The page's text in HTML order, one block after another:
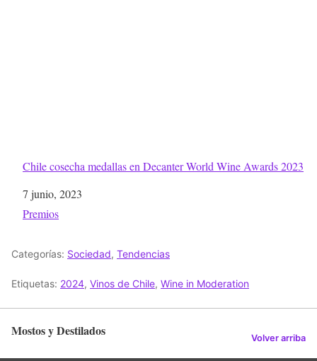
Chile cosecha medallas en Decanter World Wine Awards 2023
Fecha
7 junio, 2023
Respecto a
Premios
Categorías: Sociedad, Tendencias
Etiquetas: 2024, Vinos de Chile, Wine in Moderation
Mostos y Destilados Volver arriba